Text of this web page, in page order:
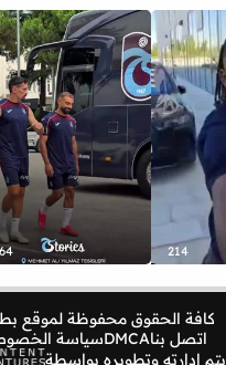
214
كافة الحقوق محفوظة لموقع
اتصل بناDMCAسياسة
يتم إدارته وتطويره بواسطة